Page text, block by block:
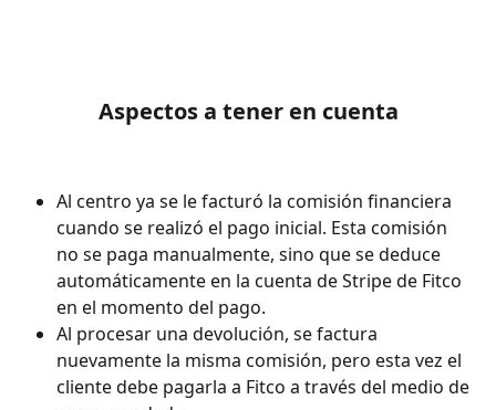
Aspectos a tener en cuenta
Al centro ya se le facturó la comisión financiera
cuando se realizó el pago inicial. Esta comisión
no se paga manualmente, sino que se deduce
automáticamente en la cuenta de Stripe de Fitco
en el momento del pago.
Al procesar una devolución, se factura
nuevamente la misma comisión, pero esta vez el
cliente debe pagarla a Fitco a través del medio de